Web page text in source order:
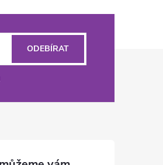
ODEBÍRAT